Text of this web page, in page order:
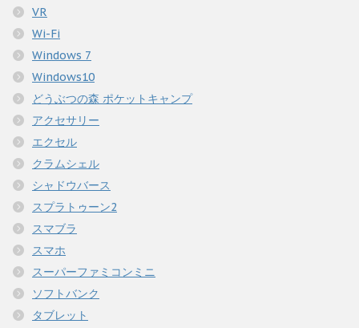
VR
Wi-Fi
Windows 7
Windows10
どうぶつの森 ポケットキャンプ
アクセサリー
エクセル
クラムシェル
シャドウバース
スプラトゥーン2
スマブラ
スマホ
スーパーファミコンミニ
ソフトバンク
タブレット